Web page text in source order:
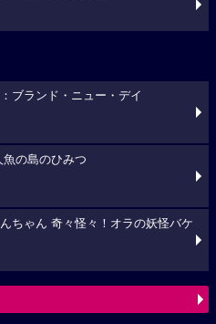
ブランド・ニュー・デイ
の島のひみつ
ちゃん 奇々怪々！オラの妖怪バケ